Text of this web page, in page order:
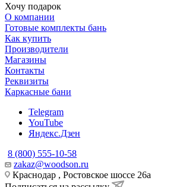
Хочу подарок
О компании
Готовые комплекты бань
Как купить
Производители
Магазины
Контакты
Реквизиты
Каркасные бани
Telegram
YouTube
Яндекс.Дзен
8 (800) 555-10-58
zakaz@woodson.ru
Краснодар , Ростовское шоссе 26а